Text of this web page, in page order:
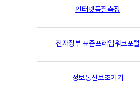
인터넷품질측정
전자정부 표준프레임워크포털
정보통신보조기기